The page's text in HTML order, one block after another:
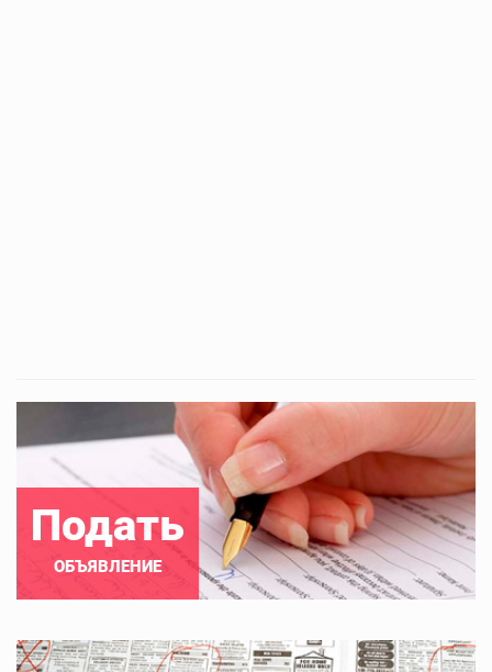
Подать
ОБЪЯВЛЕНИЕ